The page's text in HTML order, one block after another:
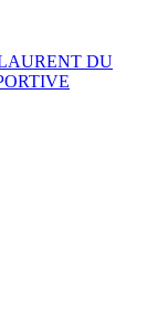
DU